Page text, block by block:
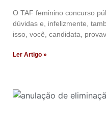
O TAF feminino concurso
dúvidas e, infelizmente,
isso, você, candidata,
Ler Artigo »